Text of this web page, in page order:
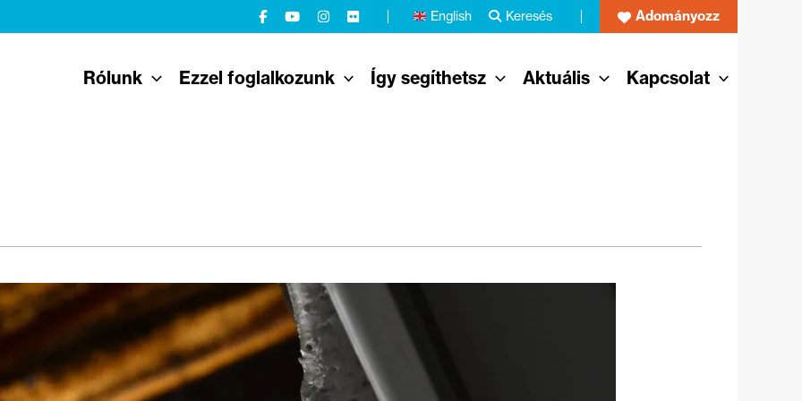
English Keresés Adományozz
Rólunk Ezzel foglalkozunk Így segíthetsz Aktuális Kapcsolat